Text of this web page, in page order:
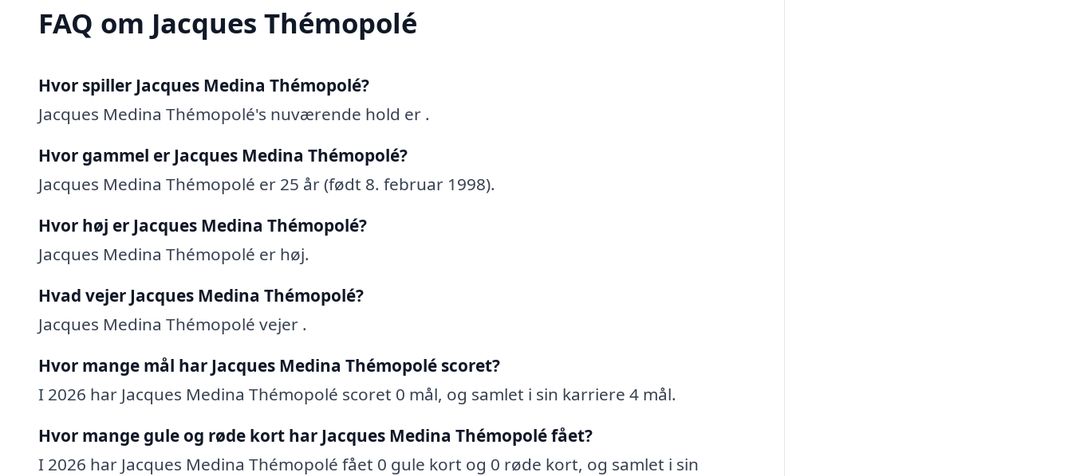
FAQ om Jacques Thémopolé
Hvor spiller Jacques Medina Thémopolé?
Jacques Medina Thémopolé's nuværende hold er .
Hvor gammel er Jacques Medina Thémopolé?
Jacques Medina Thémopolé er 25 år (født 8. februar 1998).
Hvor høj er Jacques Medina Thémopolé?
Jacques Medina Thémopolé er høj.
Hvad vejer Jacques Medina Thémopolé?
Jacques Medina Thémopolé vejer .
Hvor mange mål har Jacques Medina Thémopolé scoret?
I 2026 har Jacques Medina Thémopolé scoret 0 mål, og samlet i sin karriere 4 mål.
Hvor mange gule og røde kort har Jacques Medina Thémopolé fået?
I 2026 har Jacques Medina Thémopolé fået 0 gule kort og 0 røde kort, og samlet i sin